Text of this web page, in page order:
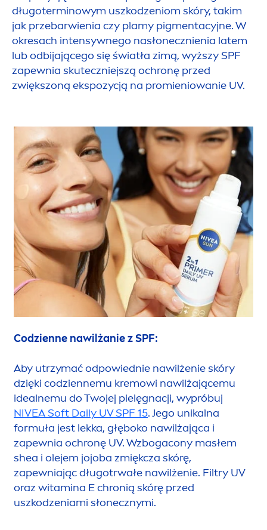
długoterminowym uszkodzeniom skóry, takim
jak przebarwienia czy plamy pigmentacyjne. W
okresach intensywnego nasłonecznienia latem
lub odbijającego się światła zimą, wyższy SPF
zapewnia skuteczniejszą ochronę przed
zwiększoną ekspozycją na promieniowanie UV.
Codzienne nawilżanie z SPF:
Aby utrzymać odpowiednie nawilżenie skóry
dzięki codziennemu kremowi nawilżającemu
idealnemu do Twojej pielęgnacji, wypróbuj
NIVEASoft Daily UV SPF 15. Jego unikalna
formuła jest lekka, głęboko nawilżająca i
zapewnia ochronę UV. Wzbogacony masłem
shea i olejem jojoba zmiękcza skórę,
zapewniając długotrwałe nawilżenie. Filtry UV
oraz witamina E chronią skórę przed
uszkodzeniami słonecznymi.